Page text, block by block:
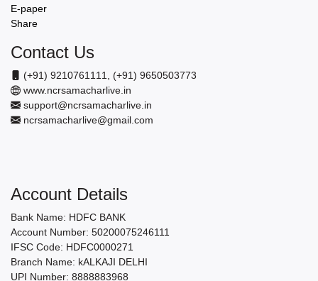
E-paper
Share
Contact Us
(+91) 9210761111, (+91) 9650503773
www.ncrsamacharlive.in
support@ncrsamacharlive.in
ncrsamacharlive@gmail.com
Account Details
Bank Name: HDFC BANK
Account Number: 50200075246111
IFSC Code: HDFC0000271
Branch Name: kALKAJI DELHI
UPI Number: 8888883968